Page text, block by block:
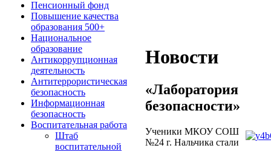
Пенсионный фонд
Повышение качества
образования 500+
Национальное
образование
Антикоррупционная
деятельность
Антитеррористическая
безопасность
Информационная
безопасность
Воспитательная работа
Штаб
воспитательной
Новости
«Лаборатория
безопасности»
Ученики МКОУ СОШ
№24 г. Нальчика стали